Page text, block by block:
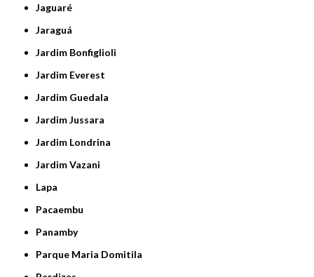
Jaguaré
Jaraguá
Jardim Bonfiglioli
Jardim Everest
Jardim Guedala
Jardim Jussara
Jardim Londrina
Jardim Vazani
Lapa
Pacaembu
Panamby
Parque Maria Domitila